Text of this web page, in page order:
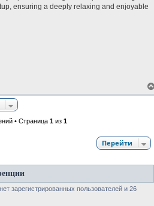
ensuring a deeply relaxing and enjoyable
• Страница 1из 1
Перейти
зарегистрированных пользователей и 26